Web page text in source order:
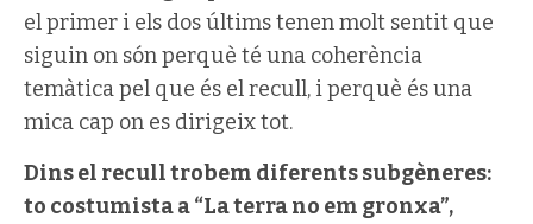
el primer i els dos últims tenen molt sentit que
siguin on són perquè té una coherència
temàtica pel que és el recull, i perquè és una
mica cap on es dirigeix tot.
Dins el recull trobem diferents subgèneres:
to costumista a “La terra no em gronxa”,